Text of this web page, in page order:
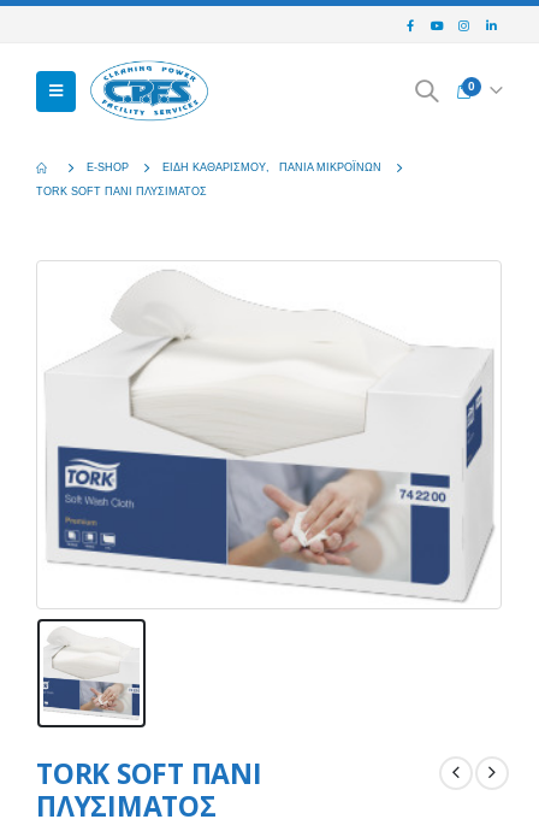
0
E-SHOP ΕΊΔΗ ΚΑΘΑΡΙΣΜΟΎ
ΠΑΝΙΆ ΜΙΚΡΟΪΝΏΝ
TORK SOFT ΠΑΝΙ ΠΛΥΣΙΜΑΤΟΣ
TORK SOFT ΠΑΝΙ
ΠΛΥΣΙΜΑΤΟΣ